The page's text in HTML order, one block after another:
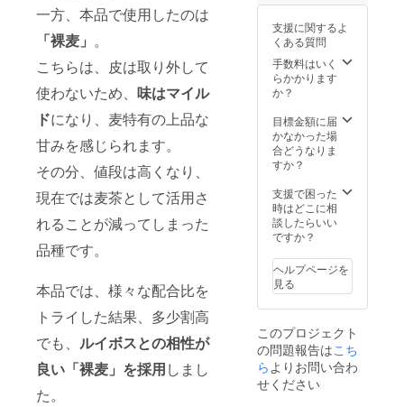
一方、本品で使用したのは
「裸麦」 。
こちらは、皮は取り外して
使わないため、 味はマイル
ドになり、麦特有の上品な
甘みを感じられます。
その分、値段は高くなり、
現在では麦茶として活用さ
れることが減ってしまった
品種です。
本品では、様々な配合比を
トライした結果、多少割高
でも、 ルイボスとの相性が
良い「裸麦」を採用しまし
た。
支援に関するよ
くある質問
手数料はいく
らかかります
か？
目標金額に届
かなかった場
合どうなりま
すか？
支援で困った
時はどこに相
談したらいい
ですか？
ヘルプページを
見る
このプロジェクト
の問題報告はこち
ら よりお問い合わ
せください